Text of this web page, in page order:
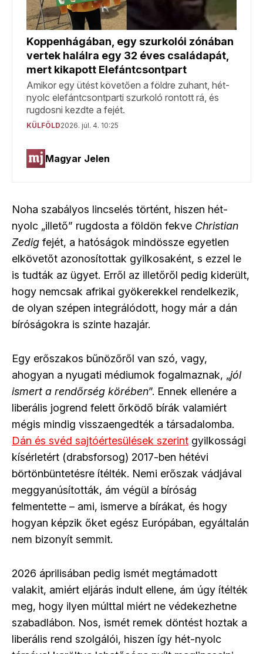
Noha szabályos lincselés történt, hiszen hét-
nyolc „illető” rugdosta a földön fekve Christian
Zedig fejét, a hatóságok mindössze egyetlen
elkövetőt azonosítottak gyilkosaként, s ezzel le
is tudták az ügyet. Erről az illetőről pedig kiderült,
hogy nemcsak afrikai gyökerekkel rendelkezik,
de olyan szépen integrálódott, hogy már a dán
bíróságokra is szinte hazajár.
Egy erőszakos bűnözőről van szó, vagy,
ahogyan a nyugati médiumok fogalmaznak, „jól
ismert a rendőrség körében”. Ennek ellenére a
liberális jogrend felett őrködő bírák valamiért
mégis mindig visszaengedték a társadalomba.
Dán és svéd sajtóértesülések szerint gyilkossági
kísérletért (drabsforsog) 2017-ben hétévi
börtönbüntetésre ítélték. Nemi erőszak vádjával
meggyanúsították, ám végül a bíróság
felmentette – ami, ismerve a bírákat, és hogy
hogyan képzik őket egész Európában, egyáltalán
nem bizonyít semmit.
2026 áprilisában pedig ismét megtámadott
valakit, amiért eljárás indult ellene, ám úgy ítélték
meg, hogy ilyen múlttal miért ne védekezhetne
szabadlábon. Nos, ismét remek döntést hoztak a
liberális rend szolgálói, hiszen így hét-nyolc